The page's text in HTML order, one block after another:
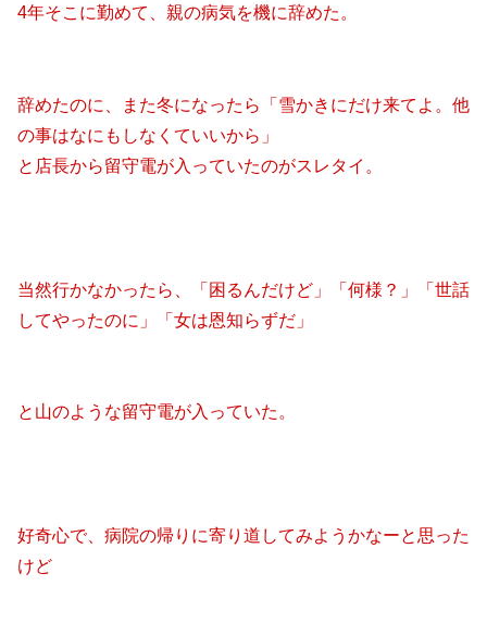
4年そこに勤めて、親の病気を機に辞めた。
辞めたのに、また冬になったら「雪かきにだけ来てよ。他
の事はなにもしなくていいから」
と店長から留守電が入っていたのがスレタイ。
当然行かなかったら、「困るんだけど」「何様？」「世話
してやったのに」「女は恩知らずだ」
と山のような留守電が入っていた。
好奇心で、病院の帰りに寄り道してみようかなーと思った
けど